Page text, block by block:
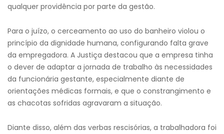
qualquer providência por parte da gestão.
Para o juízo, o cerceamento ao uso do banheiro violou o
princípio da dignidade humana, configurando falta grave
da empregadora. A Justiça destacou que a empresa tinha
o dever de adaptar a jornada de trabalho às necessidades
da funcionária gestante, especialmente diante de
orientações médicas formais, e que o constrangimento e
as chacotas sofridas agravaram a situação.
Diante disso, além das verbas rescisórias, a trabalhadora foi